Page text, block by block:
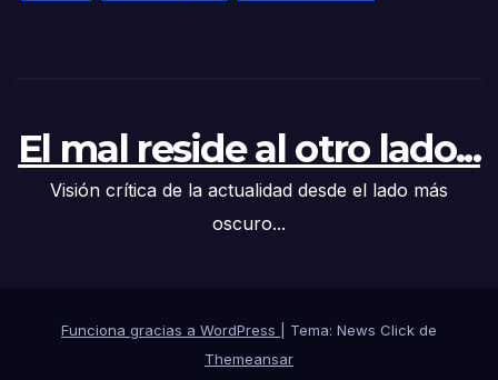
El mal reside al otro lado...
Visión crítica de la actualidad desde el lado más
oscuro...
Funciona gracias a WordPress
Tema: News Click de
Themeansar